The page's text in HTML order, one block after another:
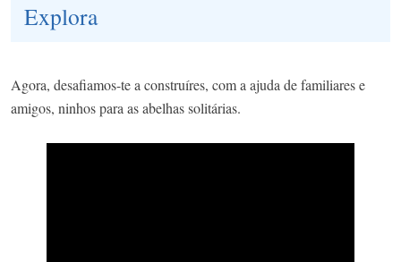
Explora
Agora, desafiamos-te a construíres, com a ajuda de familiares e
amigos, ninhos para as abelhas solitárias.